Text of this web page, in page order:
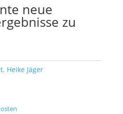
neue
zu
Heike Jäger